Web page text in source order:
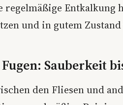
regelmäßige
und in gutem
Sauberkeit
den Fliesen und